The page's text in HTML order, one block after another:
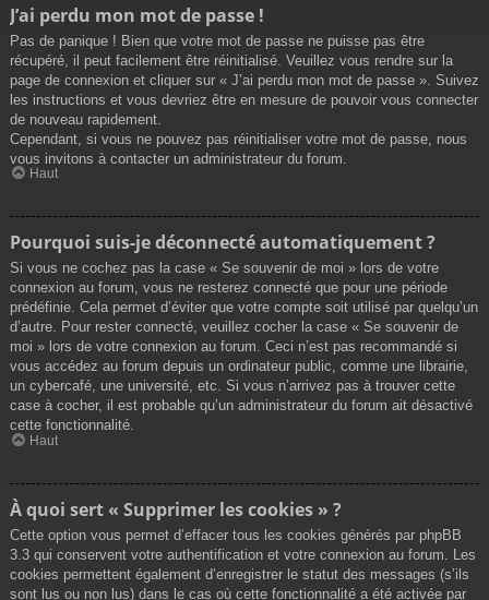
J’ai perdu mon mot de passe !
Pas de panique ! Bien que votre mot de passe ne puisse pas être
récupéré, il peut facilement être réinitialisé. Veuillez vous rendre sur la
page de connexion et cliquer sur « J’ai perdu mon mot de passe ». Suivez
les instructions et vous devriez être en mesure de pouvoir vous connecter
de nouveau rapidement.
Cependant, si vous ne pouvez pas réinitialiser votre mot de passe, nous
vous invitons à contacter un administrateur du forum.
Haut
Pourquoi suis-je déconnecté automatiquement ?
Si vous ne cochez pas la case « Se souvenir de moi » lors de votre
connexion au forum, vous ne resterez connecté que pour une période
prédéfinie. Cela permet d’éviter que votre compte soit utilisé par quelqu’un
d’autre. Pour rester connecté, veuillez cocher la case « Se souvenir de
moi » lors de votre connexion au forum. Ceci n’est pas recommandé si
vous accédez au forum depuis un ordinateur public, comme une librairie,
un cybercafé, une université, etc. Si vous n’arrivez pas à trouver cette
case à cocher, il est probable qu’un administrateur du forum ait désactivé
cette fonctionnalité.
Haut
À quoi sert « Supprimer les cookies » ?
Cette option vous permet d’effacer tous les cookies générés par phpBB
3.3 qui conservent votre authentification et votre connexion au forum. Les
cookies permettent également d’enregistrer le statut des messages (s’ils
sont lus ou non lus) dans le cas où cette fonctionnalité a été activée par